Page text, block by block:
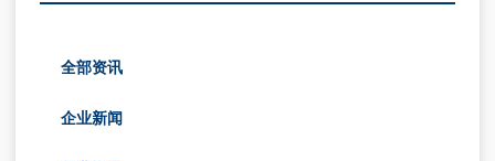
全部资讯
企业新闻